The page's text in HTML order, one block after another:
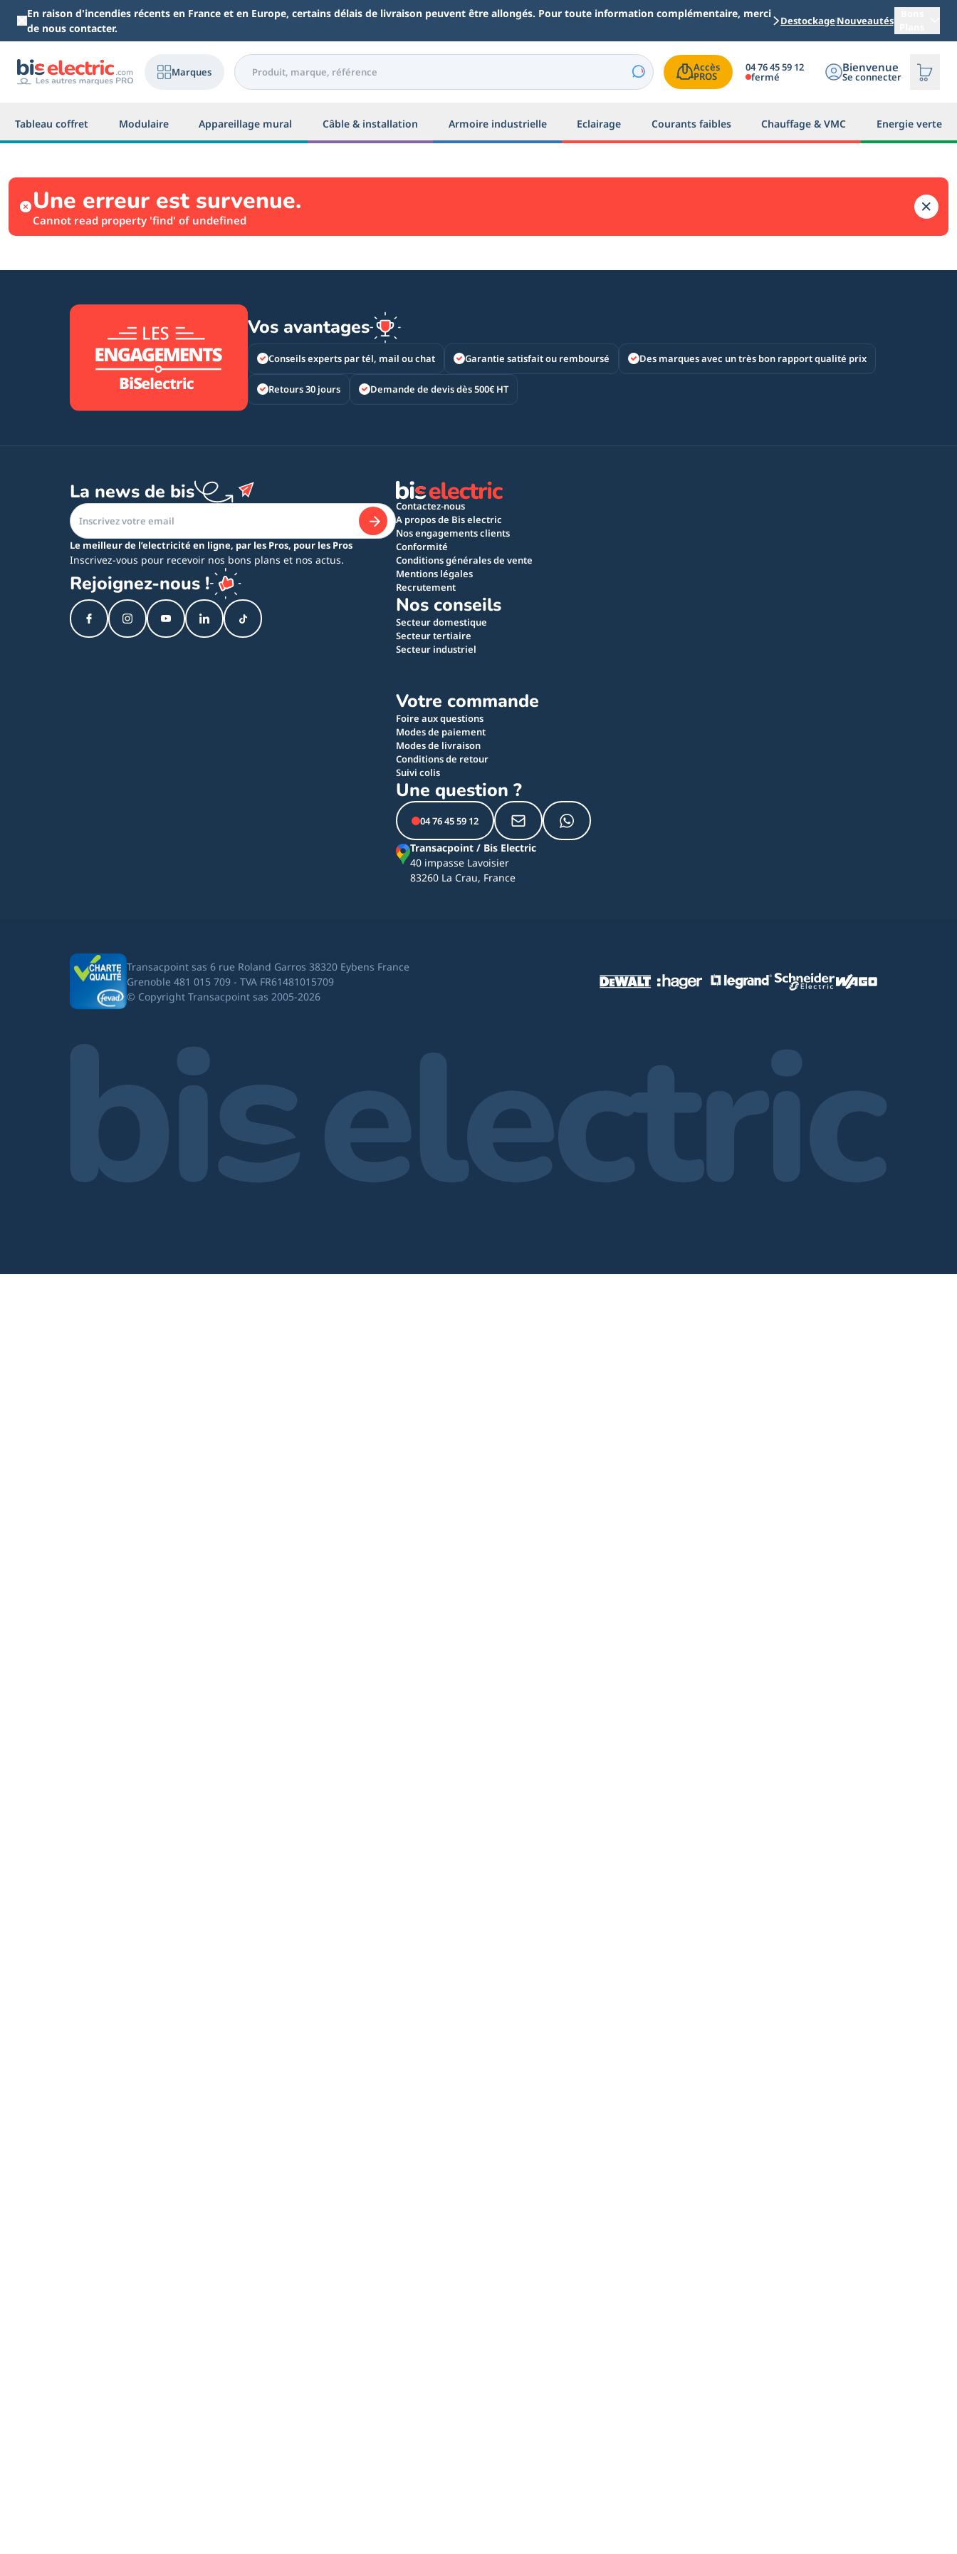
Aller au contenu principal
En raison d'incendies récents en France et en Europe, certains délais de livraison peuvent être allongés. Pour toute information complémentaire, merci
de nous contacter.
DestockageNouveautés
Marques Accès
PROS
04 76 45 59 12
fermé
Bienvenue
Se connecter
Tableau coffret Modulaire Appareillage mural Câble & installation Armoire industrielle Eclairage Courants faibles Chauffage & VMC Energie verte
Une erreur est survenue.
Cannot read property 'find' of undefined
Vos avantages
Conseils experts par tél, mail ou chat Garantie satisfait ou remboursé Des marques avec un très bon rapport qualité prix
Retours 30 jours Demande de devis dès 500€ HT
La news de bis
Le meilleur de l’electricité en ligne, par les Pros, pour les Pros
Inscrivez-vous pour recevoir nos bons plans et nos actus.
Rejoignez-nous !
Contactez-nous
A propos de Bis electric
Nos engagements clients
Conformité
Conditions générales de vente
Mentions légales
Recrutement
Nos conseils
Secteur domestique
Secteur tertiaire
Secteur industriel
Votre commande
Foire aux questions
Modes de paiement
Modes de livraison
Conditions de retour
Suivi colis
Une question ?
04 76 45 59 12
Transacpoint / Bis Electric
40 impasse Lavoisier
83260 La Crau, France
Transacpoint sas 6 rue Roland Garros 38320 Eybens France
Grenoble 481 015 709 - TVA FR61481015709
© Copyright Transacpoint sas 2005-2026